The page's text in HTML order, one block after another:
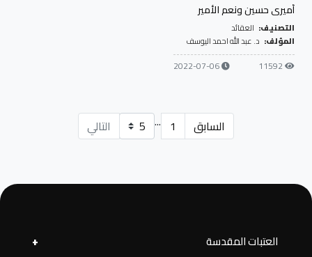
أميري حسين ونعم الأمير
التصنيف: العقائد
المؤلف: د. عبد الله احمد اليوسف
11592
2022-07-06
السابق 1
... التالي
العتبات المقدسة